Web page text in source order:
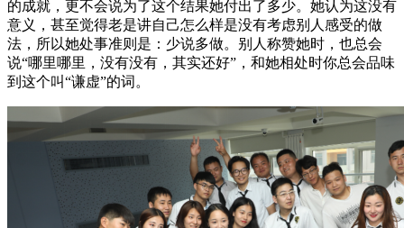
的成就，更不会说为了这个结果她付出了多少。她认为这没有
意义，甚至觉得老是讲自己怎么样是没有考虑别人感受的做
法，所以她处事准则是：少说多做。别人称赞她时，也总会
说“哪里哪里，没有没有，其实还好”，和她相处时你总会品味
到这个叫“谦虚”的词。